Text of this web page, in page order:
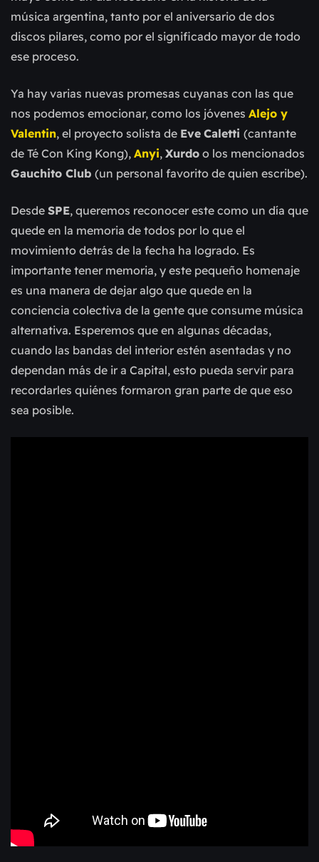
música argentina, tanto por el aniversario de dos
discos pilares, como por el significado mayor de todo
ese proceso.
Ya hay varias nuevas promesas cuyanas con las que
nos podemos emocionar, como los jóvenes Alejo y
Valentin, el proyecto solista de Eve Caletti (cantante
de Té Con King Kong), Anyi, Xurdo o los mencionados
Gauchito Club (un personal favorito de quien escribe).
Desde SPE, queremos reconocer este como un día que
quede en la memoria de todos por lo que el
movimiento detrás de la fecha ha logrado. Es
importante tener memoria, y este pequeño homenaje
es una manera de dejar algo que quede en la
conciencia colectiva de la gente que consume música
alternativa. Esperemos que en algunas décadas,
cuando las bandas del interior estén asentadas y no
dependan más de ir a Capital, esto pueda servir para
recordarles quiénes formaron gran parte de que eso
sea posible.